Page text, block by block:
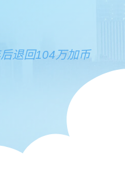
退回104万加币